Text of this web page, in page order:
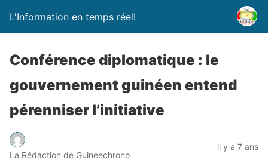
L'Information en temps réel!
Conférence diplomatique : le
gouvernement guinéen entend
pérenniser l’initiative
La Rédaction de Guineechrono
il y a 7 ans